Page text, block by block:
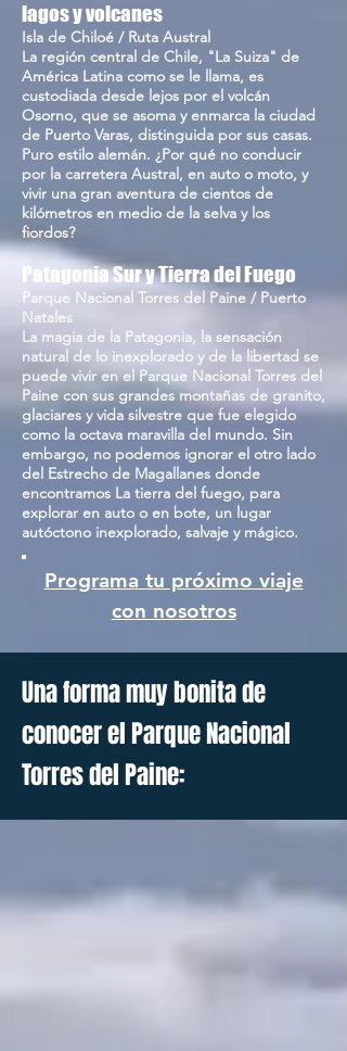
lagos y volcanes
Isla de Chiloé / Ruta Austral
La región central de Chile, "La Suiza" de
América Latina como se le llama, es
custodiada desde lejos por el volcán
Osorno, que se asoma y enmarca la ciudad
de Puerto Varas, distinguida por sus casas.
Puro estilo alemán. ¿Por qué no conducir
por la carretera Austral, en auto o moto, y
vivir una gran aventura de cientos de
kilómetros en medio de la selva y los
fiordos?
Patagonia Sur y Tierra del Fuego
Parque Nacional Torres del Paine / Puerto
Natales
La magia de la Patagonia, la sensación
natural de lo inexplorado y de la libertad se
puede vivir en el Parque Nacional Torres del
Paine con sus grandes montañas de granito,
glaciares y vida silvestre que fue elegido
como la octava maravilla del mundo. Sin
embargo, no podemos ignorar el otro lado
del Estrecho de Magallanes donde
encontramos La tierra del fuego, para
explorar en auto o en bote, un lugar
autóctono inexplorado, salvaje y mágico.
Programa tu próximo viaje
con nosotros
Una forma muy bonita de
conocer el Parque Nacional
Torres del Paine: